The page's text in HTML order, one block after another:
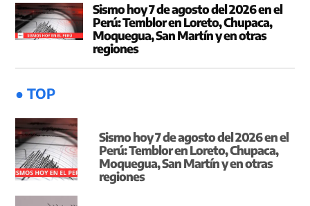
Sismo hoy 7 de agosto del 2026 en el
Perú: Temblor en Loreto, Chupaca,
Moquegua, San Martín y en otras
regiones
● TOP
Sismo hoy 7 de agosto del 2026 en el
Perú: Temblor en Loreto, Chupaca,
Moquegua, San Martín y en otras
regiones